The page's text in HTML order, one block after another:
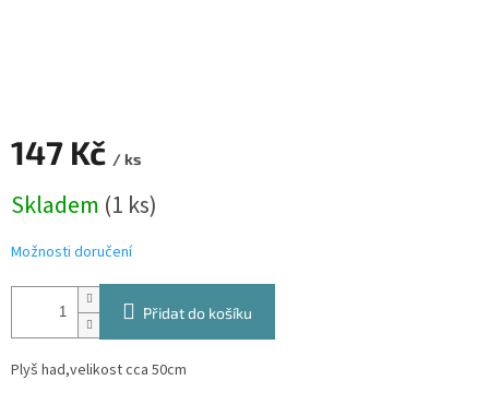
147 Kč / ks
cena:
Skladem (1 ks)
Možnosti doručení
Přidat do košíku
Plyš had,velikost cca 50cm